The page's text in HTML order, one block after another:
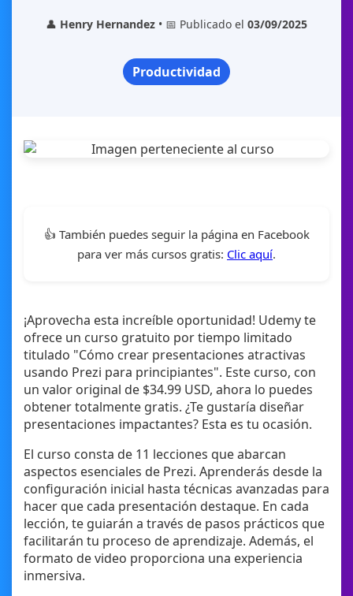
👤 Henry Hernandez • 📅 Publicado el 03/09/2025
Productividad
👍 También puedes seguir la página en Facebook
para ver más cursos gratis: Clic aquí.
¡Aprovecha esta increíble oportunidad! Udemy te
ofrece un curso gratuito por tiempo limitado
titulado "Cómo crear presentaciones atractivas
usando Prezi para principiantes". Este curso, con
un valor original de $34.99 USD, ahora lo puedes
obtener totalmente gratis. ¿Te gustaría diseñar
presentaciones impactantes? Esta es tu ocasión.
El curso consta de 11 lecciones que abarcan
aspectos esenciales de Prezi. Aprenderás desde la
configuración inicial hasta técnicas avanzadas para
hacer que cada presentación destaque. En cada
lección, te guiarán a través de pasos prácticos que
facilitarán tu proceso de aprendizaje. Además, el
formato de video proporciona una experiencia
inmersiva.